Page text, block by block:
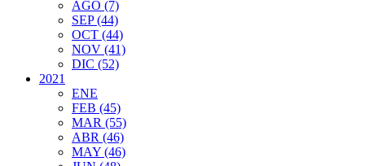
AGO (7)
SEP (44)
OCT (44)
NOV (41)
DIC (52)
2021
ENE
FEB (45)
MAR (55)
ABR (46)
MAY (46)